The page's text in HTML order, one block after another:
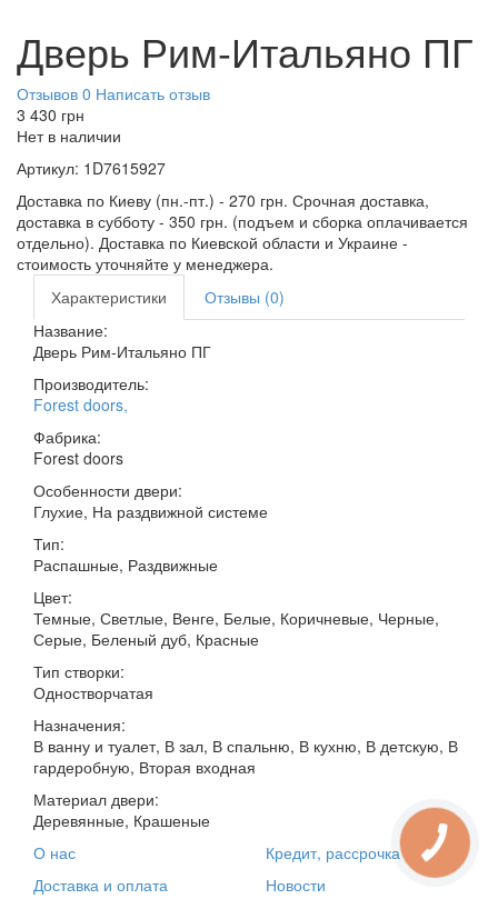
Дверь Рим-Итальяно ПГ
Отзывов 0 Написать отзыв
3 430 грн
Нет в наличии
Артикул: 1D7615927
Доставка по Киеву (пн.-пт.) - 270 грн. Срочная доставка,
доставка в субботу - 350 грн. (подъем и сборка оплачивается
отдельно). Доставка по Киевской области и Украине -
стоимость уточняйте у менеджера.
Характеристики
Отзывы (0)
Название:
Дверь Рим-Итальяно ПГ
Производитель:
Forest doors,
Фабрика:
Forest doors
Особенности двери:
Глухие, На раздвижной системе
Тип:
Распашные, Раздвижные
Цвет:
Темные, Светлые, Венге, Белые, Коричневые, Черные,
Серые, Беленый дуб, Красные
Тип створки:
Одностворчатая
Назначения:
В ванну и туалет, В зал, В спальню, В кухню, В детскую, В
гардеробную, Вторая входная
Материал двери:
Деревянные, Крашеные
О нас
Доставка и оплата
Кредит, рассрочка
Новости